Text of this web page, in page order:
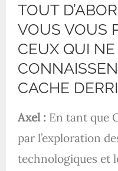
TOUT
VOUS VOUS
CEUX QUI
CACHE
Axel : En tant que
par l’exploration
technologiques et